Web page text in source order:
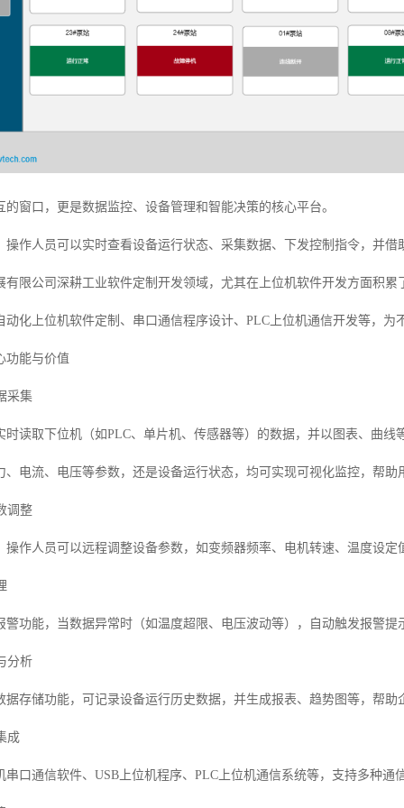
的窗口，更是数据监控、设备管理和智能决策的核心平台。
操作人员可以实时查看设备运行状态、采集数据、下发控制指令，并
有限公司深耕工业软件定制开发领域，尤其在上位机软件开发方面积累
动化上位机软件定制、串口通信程序设计、PLC上位机通信开发等，
功能与价值
采集
时读取下位机（如PLC、单片机、传感器等）的数据，并以图表、曲线
、电流、电压等参数，还是设备运行状态，均可实现可视化监控，帮助
调整
操作人员可以远程调整设备参数，如变频器频率、电机转速、温度设
警功能，当数据异常时（如温度超限、电压波动等），自动触发报警
分析
据存储功能，可记录设备运行历史数据，并生成报表、趋势图等，帮
成
串口通信软件、USB上位机程序、PLC上位机通信系统等，支持多种通